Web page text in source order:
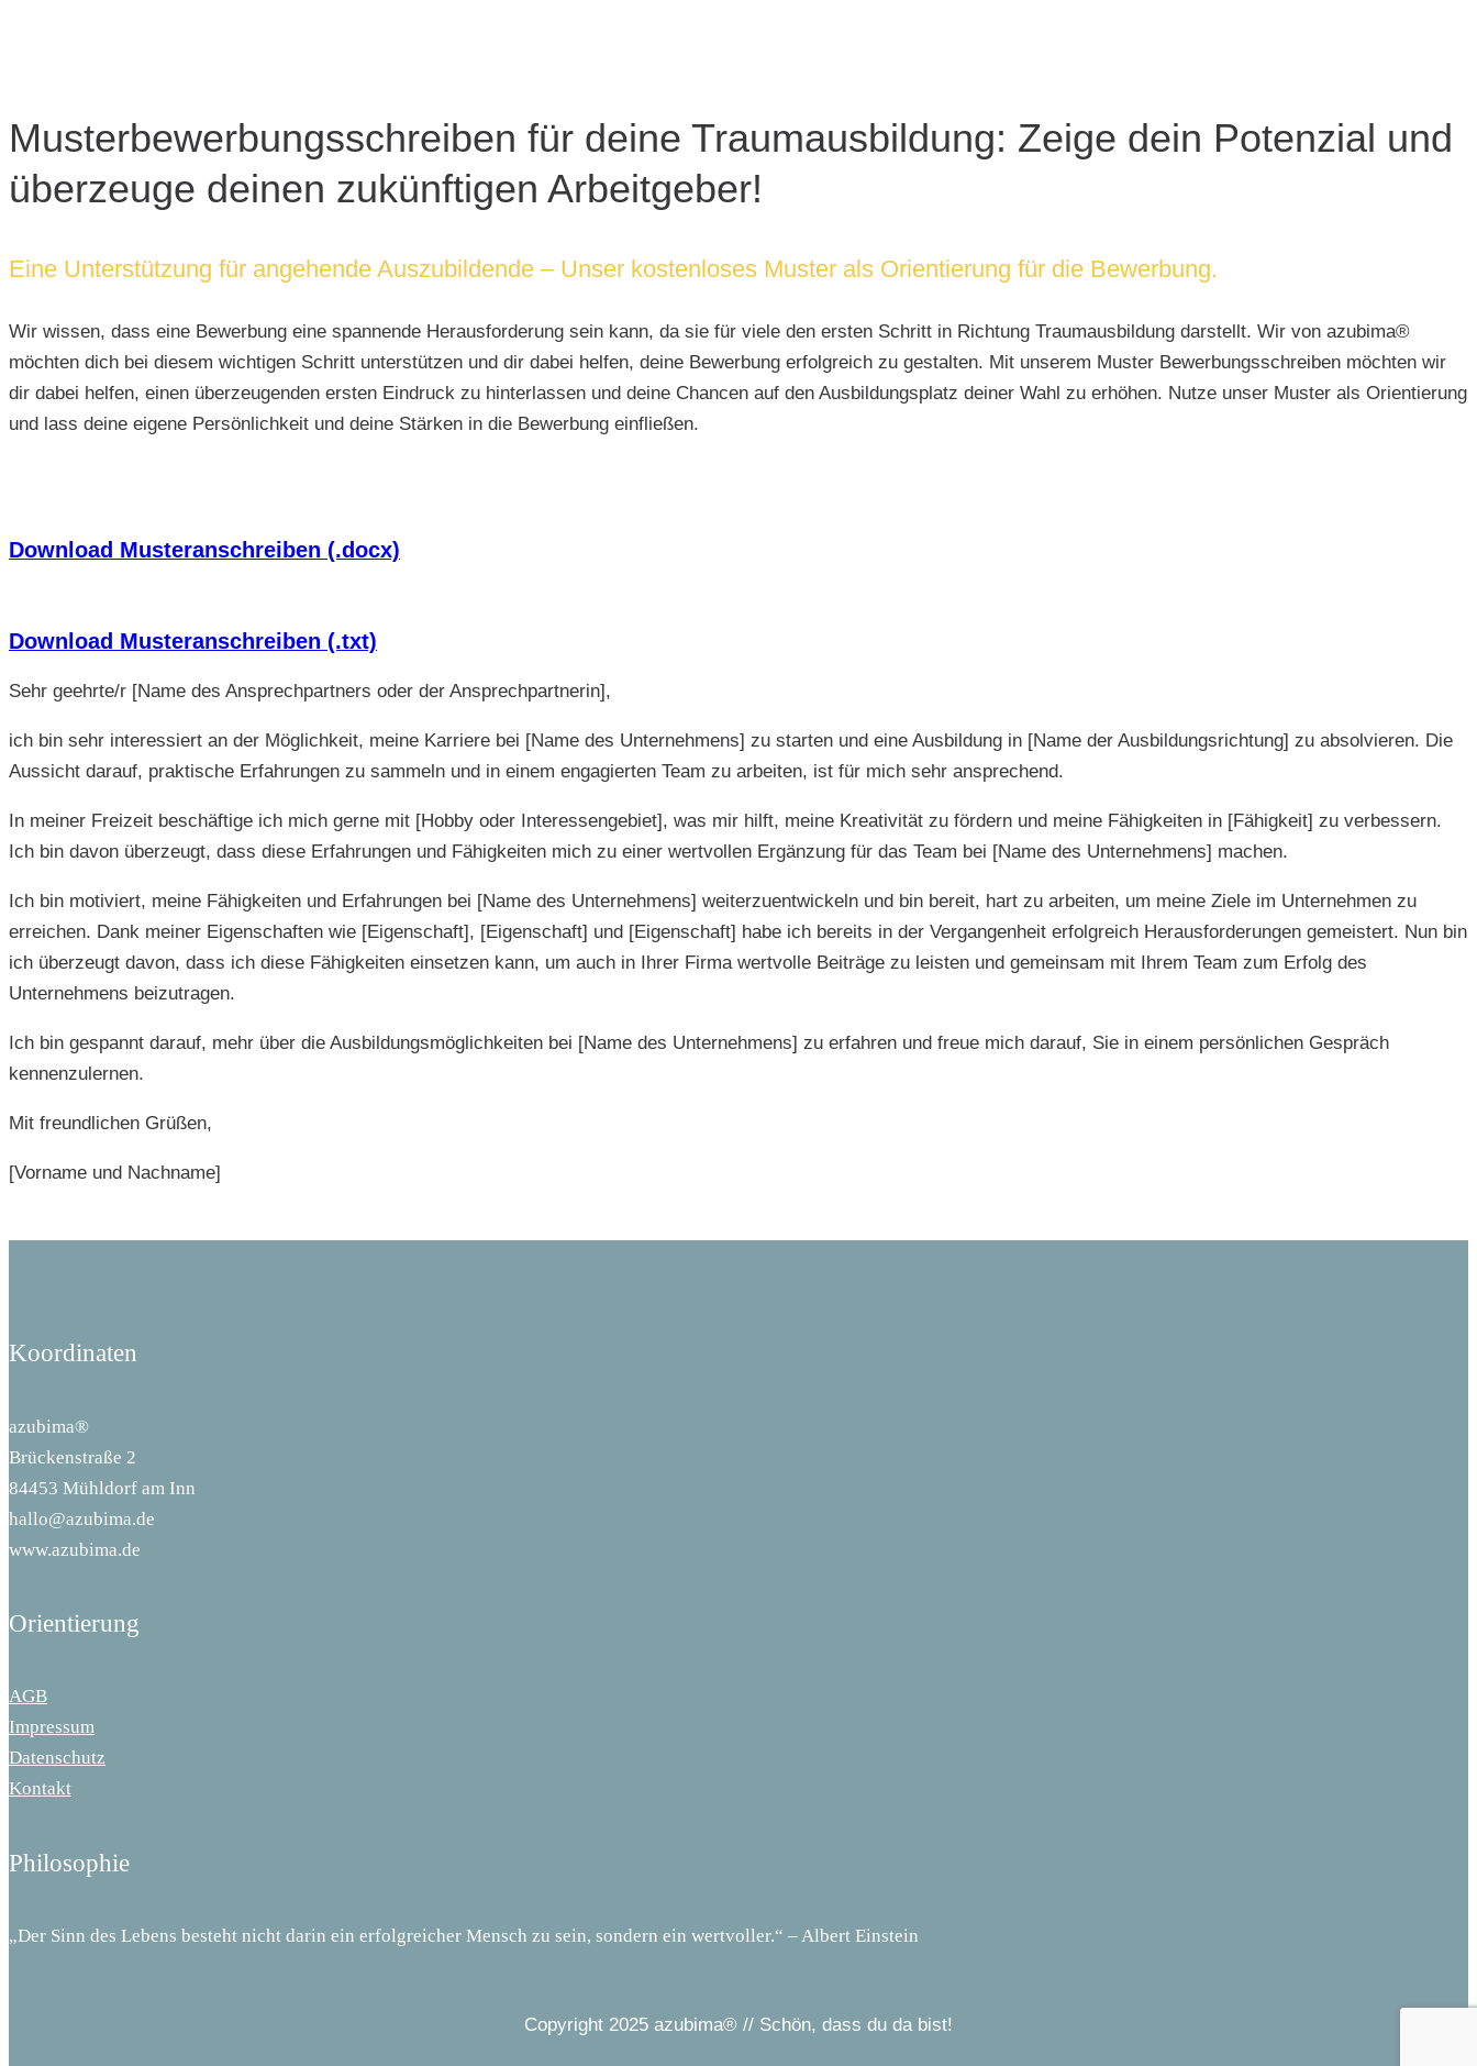
Musterbewerbungsschreiben für deine Traumausbildung: Zeige dein Potenzial und
überzeuge deinen zukünftigen Arbeitgeber!
Eine Unterstützung für angehende Auszubildende – Unser kostenloses Muster als Orientierung für die Bewerbung.
Wir wissen, dass eine Bewerbung eine spannende Herausforderung sein kann, da sie für viele den ersten Schritt in Richtung Traumausbildung darstellt. Wir von azubima®
möchten dich bei diesem wichtigen Schritt unterstützen und dir dabei helfen, deine Bewerbung erfolgreich zu gestalten. Mit unserem Muster Bewerbungsschreiben möchten wir
dir dabei helfen, einen überzeugenden ersten Eindruck zu hinterlassen und deine Chancen auf den Ausbildungsplatz deiner Wahl zu erhöhen. Nutze unser Muster als Orientierung
und lass deine eigene Persönlichkeit und deine Stärken in die Bewerbung einfließen.
Download Musteranschreiben (.docx)
Download Musteranschreiben (.txt)
Sehr geehrte/r [Name des Ansprechpartners oder der Ansprechpartnerin],
ich bin sehr interessiert an der Möglichkeit, meine Karriere bei [Name des Unternehmens] zu starten und eine Ausbildung in [Name der Ausbildungsrichtung] zu absolvieren. Die
Aussicht darauf, praktische Erfahrungen zu sammeln und in einem engagierten Team zu arbeiten, ist für mich sehr ansprechend.
In meiner Freizeit beschäftige ich mich gerne mit [Hobby oder Interessengebiet], was mir hilft, meine Kreativität zu fördern und meine Fähigkeiten in [Fähigkeit] zu verbessern.
Ich bin davon überzeugt, dass diese Erfahrungen und Fähigkeiten mich zu einer wertvollen Ergänzung für das Team bei [Name des Unternehmens] machen.
Ich bin motiviert, meine Fähigkeiten und Erfahrungen bei [Name des Unternehmens] weiterzuentwickeln und bin bereit, hart zu arbeiten, um meine Ziele im Unternehmen zu
erreichen. Dank meiner Eigenschaften wie [Eigenschaft], [Eigenschaft] und [Eigenschaft] habe ich bereits in der Vergangenheit erfolgreich Herausforderungen gemeistert. Nun bin
ich überzeugt davon, dass ich diese Fähigkeiten einsetzen kann, um auch in Ihrer Firma wertvolle Beiträge zu leisten und gemeinsam mit Ihrem Team zum Erfolg des
Unternehmens beizutragen.
Ich bin gespannt darauf, mehr über die Ausbildungsmöglichkeiten bei [Name des Unternehmens] zu erfahren und freue mich darauf, Sie in einem persönlichen Gespräch
kennenzulernen.
Mit freundlichen Grüßen,
[Vorname und Nachname]
Koordinaten
azubima®
Brückenstraße 2
84453 Mühldorf am Inn
hallo@azubima.de
www.azubima.de
Orientierung
AGB
Impressum
Datenschutz
Kontakt
Philosophie
„Der Sinn des Lebens besteht nicht darin ein erfolgreicher Mensch zu sein, sondern ein wertvoller.“ – Albert Einstein
Copyright 2025 azubima® // Schön, dass du da bist!